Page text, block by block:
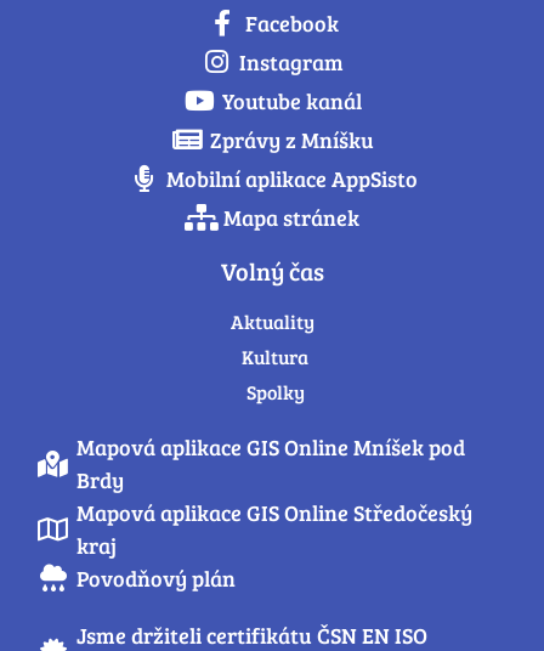
Facebook
Instagram
Youtube kanál
Zprávy z Mníšku
Mobilní aplikace AppSisto
Mapa stránek
Volný čas
Aktuality
Kultura
Spolky
Mapová aplikace GIS Online Mníšek pod
Brdy
Mapová aplikace GIS Online Středočeský
kraj
Povodňový plán
Jsme držiteli certifikátu ČSN EN ISO